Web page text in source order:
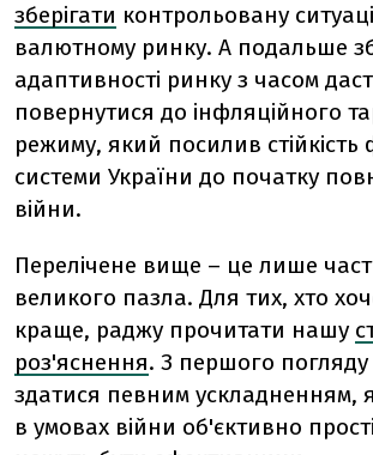
зберігати контрольовану
валютному ринку. А подальше
адаптивності ринку з часом
повернутися до інфляційного
режиму, який посилив стійкість
системи України до початку
війни.
Перелічене вище – це лише
великого пазла. Для тих, хто
краще, раджу прочитати нашу
роз'яснення. З першого
здатися певним ускладненням,
в умовах війни об'єктивно